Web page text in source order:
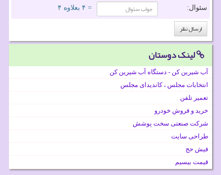
سئوال: = ۴ بعلاوه ۴
لینک دوستان
آب شیرین کن - دستگاه آب شیرین کن
انتخابات مجلس ، کاندیدای مجلس
تعمیر تلفن
خرید و فروش خودرو
شرکت صنعتی سخت پوشش
طراحی سایت
فیش حج
قیمت بیسیم